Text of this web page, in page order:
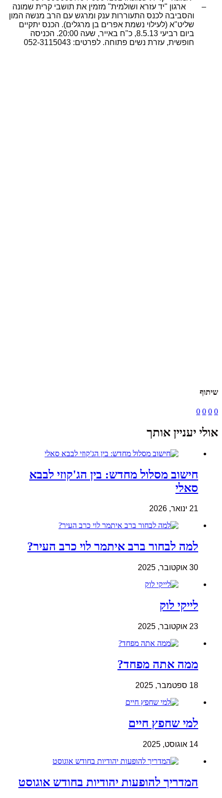
– ארגון "יד עזרא ושולמית" מזמין את תושבי קרית שמונה
והסביבה לכנס התעוררות ענק ומרגש עם הרב מנשה המון
שליט"א (לעילוי נשמת אפרים בן מרגלים). הכנס יתקיים
ביום רביעי 8.5.13, כ"ח באייר, שעה 20:00. הכניסה
חופשית, עזרת נשים פתוחה. לפרטים: 052-3115043
שיתוף
0
0
0
0
אולי יעניין אותך
חישוב מסלול מחדש: בין הג'קוזי לבבא
סאלי
21 ינואר, 2026
למה לבחור ברב איתמר לוי כרב העיר?
30 אוקטובר, 2025
לייקי לוק
23 אוקטובר, 2025
ממה אתה מפחד?
18 ספטמבר, 2025
למי שחפץ חיים
14 אוגוסט, 2025
המדריך להופעות יהודיות בחודש אוגוסט